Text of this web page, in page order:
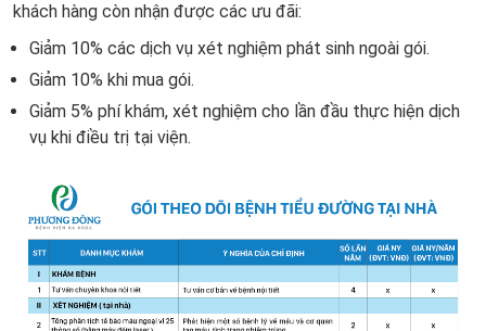
khách hàng còn nhận được các ưu đãi:
Giảm 10% các dịch vụ xét nghiệm phát sinh ngoài gói.
Giảm 10% khi mua gói.
Giảm 5% phí khám, xét nghiệm cho lần đầu thực hiện dịch
vụ khi điều trị tại viện.